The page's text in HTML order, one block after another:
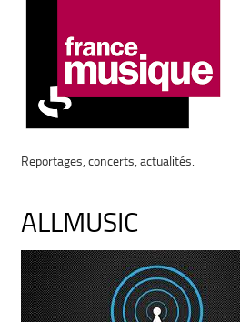
Reportages, concerts, actualités.
ALLMUSIC